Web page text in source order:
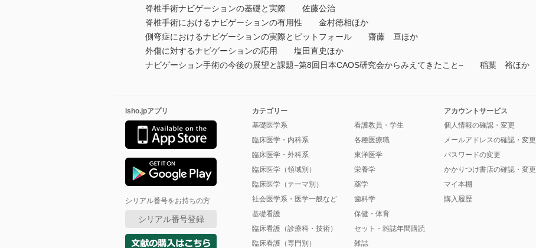
脊椎手術ナビゲーションの基礎と実際 佐藤公治
脊椎手術におけるナビゲーションの有用性 金村徳相ほか
側弯症におけるナビゲーションの実際とピットフォール 齋藤 亘ほか
外傷に対するナビゲーションの応用 塩田直史ほか
ナビゲーション手術の今後の展望と課題−第8回日本CAOS研究会からみえてきたこと− 稲葉 裕ほか
isho.jpアプリ
シリアル番号をお持ちの方
シリアル番号登録
カテゴリー
基礎医学系
臨床医学・内科系
臨床医学・外科系
臨床医学（領域別）
臨床医学（テーマ別）
社会医学系・医学一般など
基礎看護
臨床看護（診療科・技術）
臨床看護（専門別）
看護教員・学生
各種医療職
東洋医学
栄養学
薬学
歯科学
保健・体育
セット・雑誌年間購読
雑誌
アカウントサービス
個人情報の確認・変更
メールアドレスの確認・変更
パスワードの変更
かかりつけ書店の確認・変更
マイ本棚
購入履歴